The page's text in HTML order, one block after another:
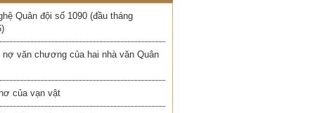
Quân đội số 1090 (đầu tháng
nợ văn chương của hai nhà văn Quân
của vạn vật